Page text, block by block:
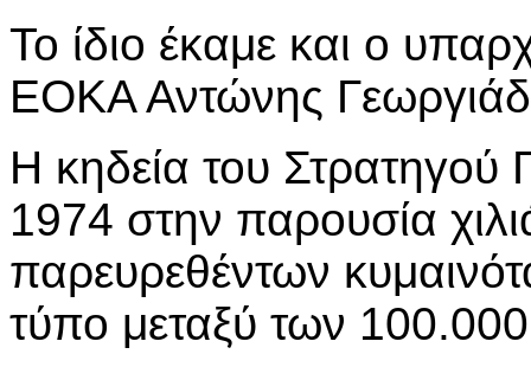
Το ίδιο έκαμε και ο
ΕΟΚΑ Αντώνης
Η κηδεία του Στρατηγού
1974 στην παρουσία
παρευρεθέντων
τύπο μεταξύ των